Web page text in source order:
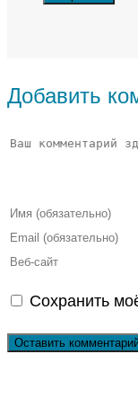
Добавить
Комментарий
Введите
свое
имя
имя
пользователя,
чтобы
Введите
свой
адрес,
чтобы
Введите
вашего
веб-
сайта
Сохранить